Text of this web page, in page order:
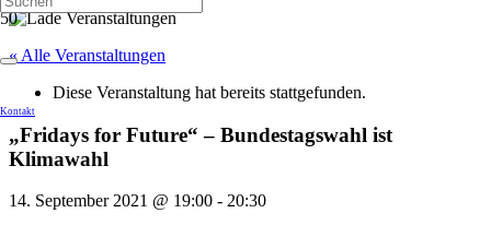
Kontakt
« Alle Veranstaltungen
Diese Veranstaltung hat bereits stattgefunden.
„Fridays for Future“ – Bundestagswahl ist
Klimawahl
14. September 2021 @ 19:00 - 20:30